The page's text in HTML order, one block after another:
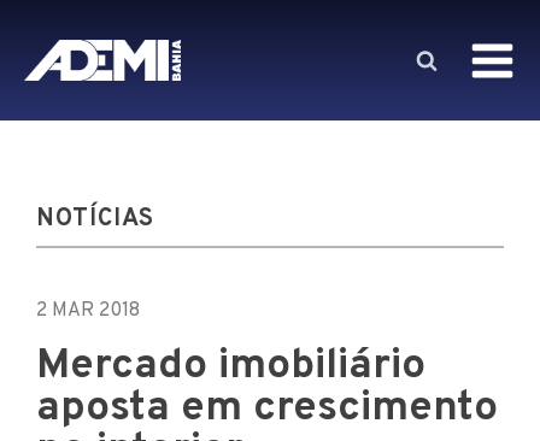
NOTÍCIAS
2 MAR 2018
Mercado imobiliário
aposta em crescimento